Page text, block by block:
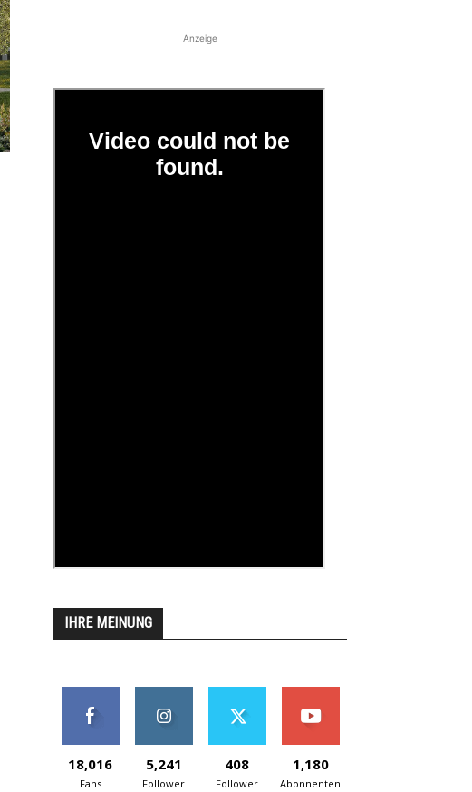
Anzeige
IHRE MEINUNG
18,016
Fans
5,241
Follower
408
Follower
1,180
Abonnenten